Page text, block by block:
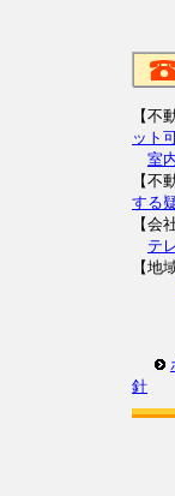
【
ット
室
【
する
【
テ
【
針